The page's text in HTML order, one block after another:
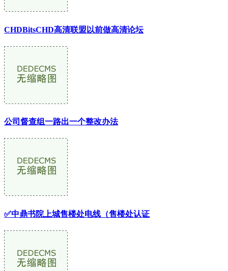
CHDBitsCHD高清联盟以前做高清论坛
公司督查组一路出一个整改办法
✅中鼎书院上城售楼处电线（售楼处认证